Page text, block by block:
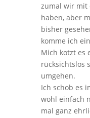
zumal wir mit
haben, aber
bisher
komme ich
Mich kotzt es
rücksichtslos
umgehen.
Ich schob es
wohl einfach
mal ganz